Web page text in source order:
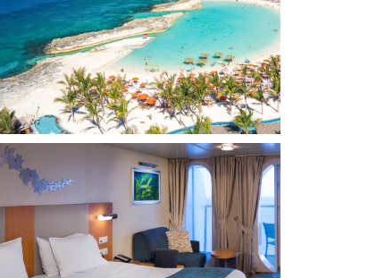
Kontakt
Vyhledat plavbu